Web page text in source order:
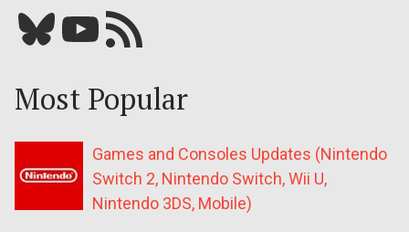
Bluesky YouTube Our RSS feed
Most Popular
Games and Consoles Updates (Nintendo
Switch 2, Nintendo Switch, Wii U,
Nintendo 3DS, Mobile)